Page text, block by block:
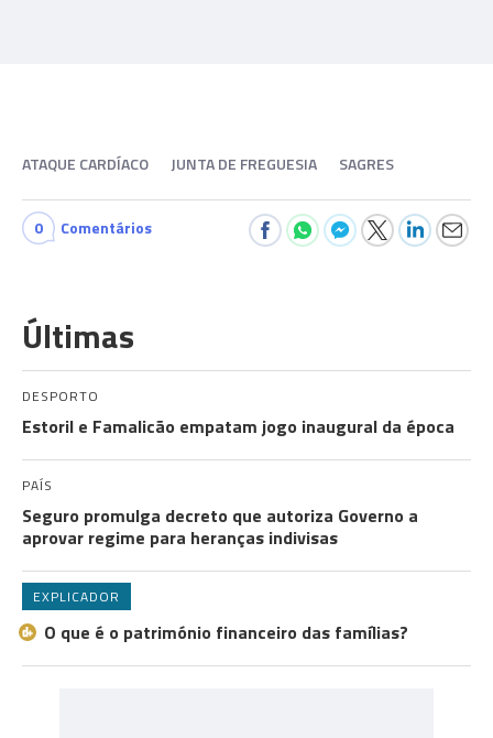
ATAQUE CARDÍACO JUNTA DE FREGUESIA SAGRES
0 Comentários
Últimas
DESPORTO
Estoril e Famalicão empatam jogo inaugural da época
PAÍS
Seguro promulga decreto que autoriza Governo a
aprovar regime para heranças indivisas
EXPLICADOR
O que é o património financeiro das famílias?